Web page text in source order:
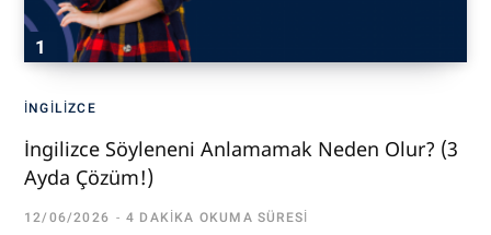
İNGILIZCE
İngilizce Söyleneni Anlamamak Neden Olur? (3
Ayda Çözüm!)
12/06/2026 4 DAKIKA OKUMA SÜRESI